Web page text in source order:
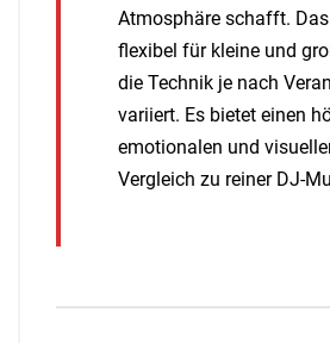
Atmosphäre schafft.
flexibel für kleine und
die Technik je nach
variiert. Es bietet einen
emotionalen und
Vergleich zu reiner DJ-